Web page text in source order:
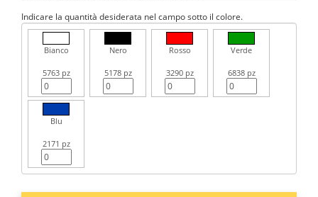
Indicare la quantità desiderata nel campo sotto il colore.
Bianco
5763 pz
Nero
5178 pz
Rosso
3290 pz
Verde
6838 pz
Blu
2171 pz